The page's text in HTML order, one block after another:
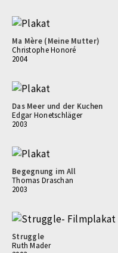
Ma Mère (Meine Mutter)
Christophe Honoré
2004
Das Meer und der Kuchen
Edgar Honetschläger
2003
Begegnung im All
Thomas Draschan
2003
Struggle
Ruth Mader